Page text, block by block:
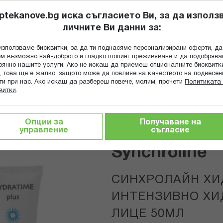
Търсене
ПОПИТАЙ
ГРИЖА ЗА МАЙКАТА И ДЕТЕТО ХРАНИТЕЛНИ ДОБАВКИ
за лице
КРЕМ ЗА ЛИЦЕ 50МЛ
Synchroline
СИНХРОЛАЙН
ИНТЕНЗИВНО
ЛИЦЕ 50МЛ
иска съгласието Ви, за да
личните Ви данни за:
бисквитки, за да ти поднасяме персонализирани оферти, да
възможно най-доброто и гладко шопинг преживяване и да
нашите услуги. Ако не искаш да приемеш опционалните
това ще е жалко, защото може да повлияе на качеството на
при нас. Ако искаш да разбереш повече, молим, прочети
Политиката
.
Опции за
управление
Получаване на
съгласие